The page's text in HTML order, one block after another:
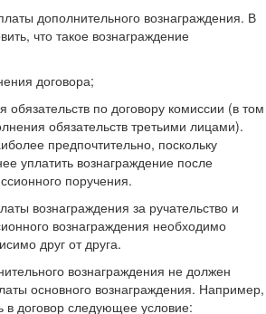
дополнительного вознаграждения. В
что такое вознаграждение
договора;
обязательств по договору комиссии (в том
обязательств третьими лицами).
предпочтительно, поскольку
уплатить вознаграждение после
поручения.
вознаграждения за ручательство и
вознаграждения необходимо
друг от друга.
вознаграждения не должен
основного вознаграждения. Например,
в договор следующее условие: